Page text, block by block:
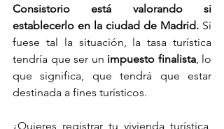
Consistorio está valorando si
establecerlo en la ciudad de Madrid. Si
fuese tal la situación, la tasa turística
tendría que ser un impuesto finalista, lo
que significa, que tendrá que estar
destinada a fines turísticos.
¿Quieres registrar tu vivienda turística,